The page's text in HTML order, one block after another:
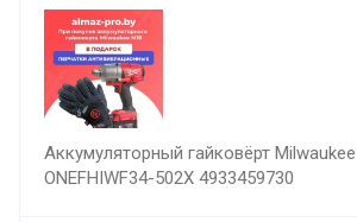
Аккумуляторный гайковёрт
ONEFHIWF34-502X 4933459730